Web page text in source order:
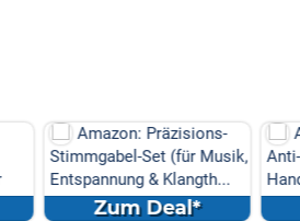
(für Musik,
Klangth...
Amazon: Elektrisches
Anti-Cellulite
Handmassagegerät (6
Massageköpf...
Zum Deal*